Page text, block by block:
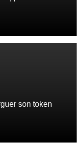
son token